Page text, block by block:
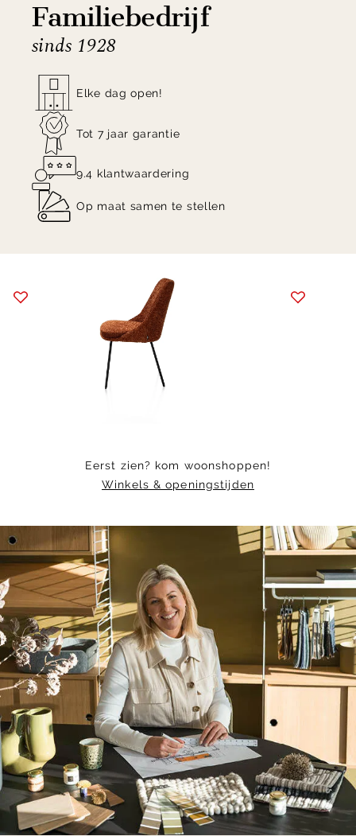
Familiebedrijf
sinds 1928
Elke dag open!
Tot 7 jaar garantie
9.4 klantwaardering
Op maat samen te stellen
Item
Eerst zien? kom woonshoppen!
Winkels & openingstijden